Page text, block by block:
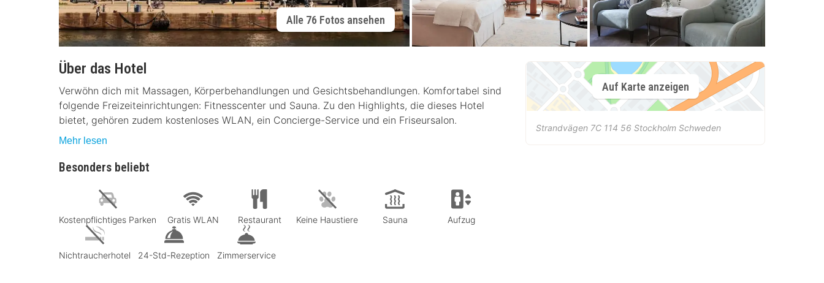
Alle 76 Fotos ansehen
Über das Hotel
Verwöhn dich mit Massagen, Körperbehandlungen und Gesichtsbehandlungen. Komfortabel sind
folgende Freizeiteinrichtungen: Fitnesscenter und Sauna. Zu den Highlights, die dieses Hotel
bietet, gehören zudem kostenloses WLAN, ein Concierge-Service und ein Friseursalon.
Mehr lesen
Besonders beliebt
Kostenpflichtiges Parken Gratis WLAN Restaurant Keine Haustiere Sauna Aufzug
Nichtraucherhotel 24-Std-Rezeption Zimmerservice
Auf Karte anzeigen
Strandvägen 7C 114 56 Stockholm Schweden